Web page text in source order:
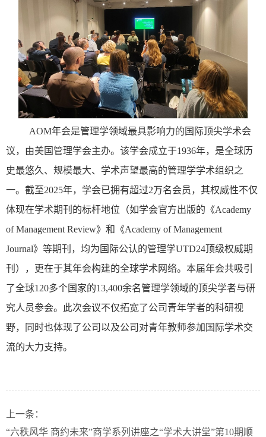
AOM年会是管理学领域最具影响力的国际顶尖学术会
议，由美国管理学会主办。该学会成立于1936年，是全球历
史最悠久、规模最大、学术声望最高的管理学学术组织之
一。截至2025年，学会已拥有超过2万名会员，其权威性不仅
体现在学术期刊的标杆地位（如学会官方出版的《Academy
of Management Review》和《Academy of Management
Journal》等期刊，均为国际公认的管理学UTD24 顶级权威期
刊），更在于其年会构建的全球学术网络。 本届年会共吸引
了全球120多个国家的13,400余名管理学领域的顶尖学者与研
究人员参会。此次会议不仅拓宽了公司青年学者的科研视
野，同时也体现了公司以及公司对青年教师参加国际学术交
流的大力支持。
上一条：
“六秩风华 商约未来”商学系列讲座之“学术大讲堂”第10期顺